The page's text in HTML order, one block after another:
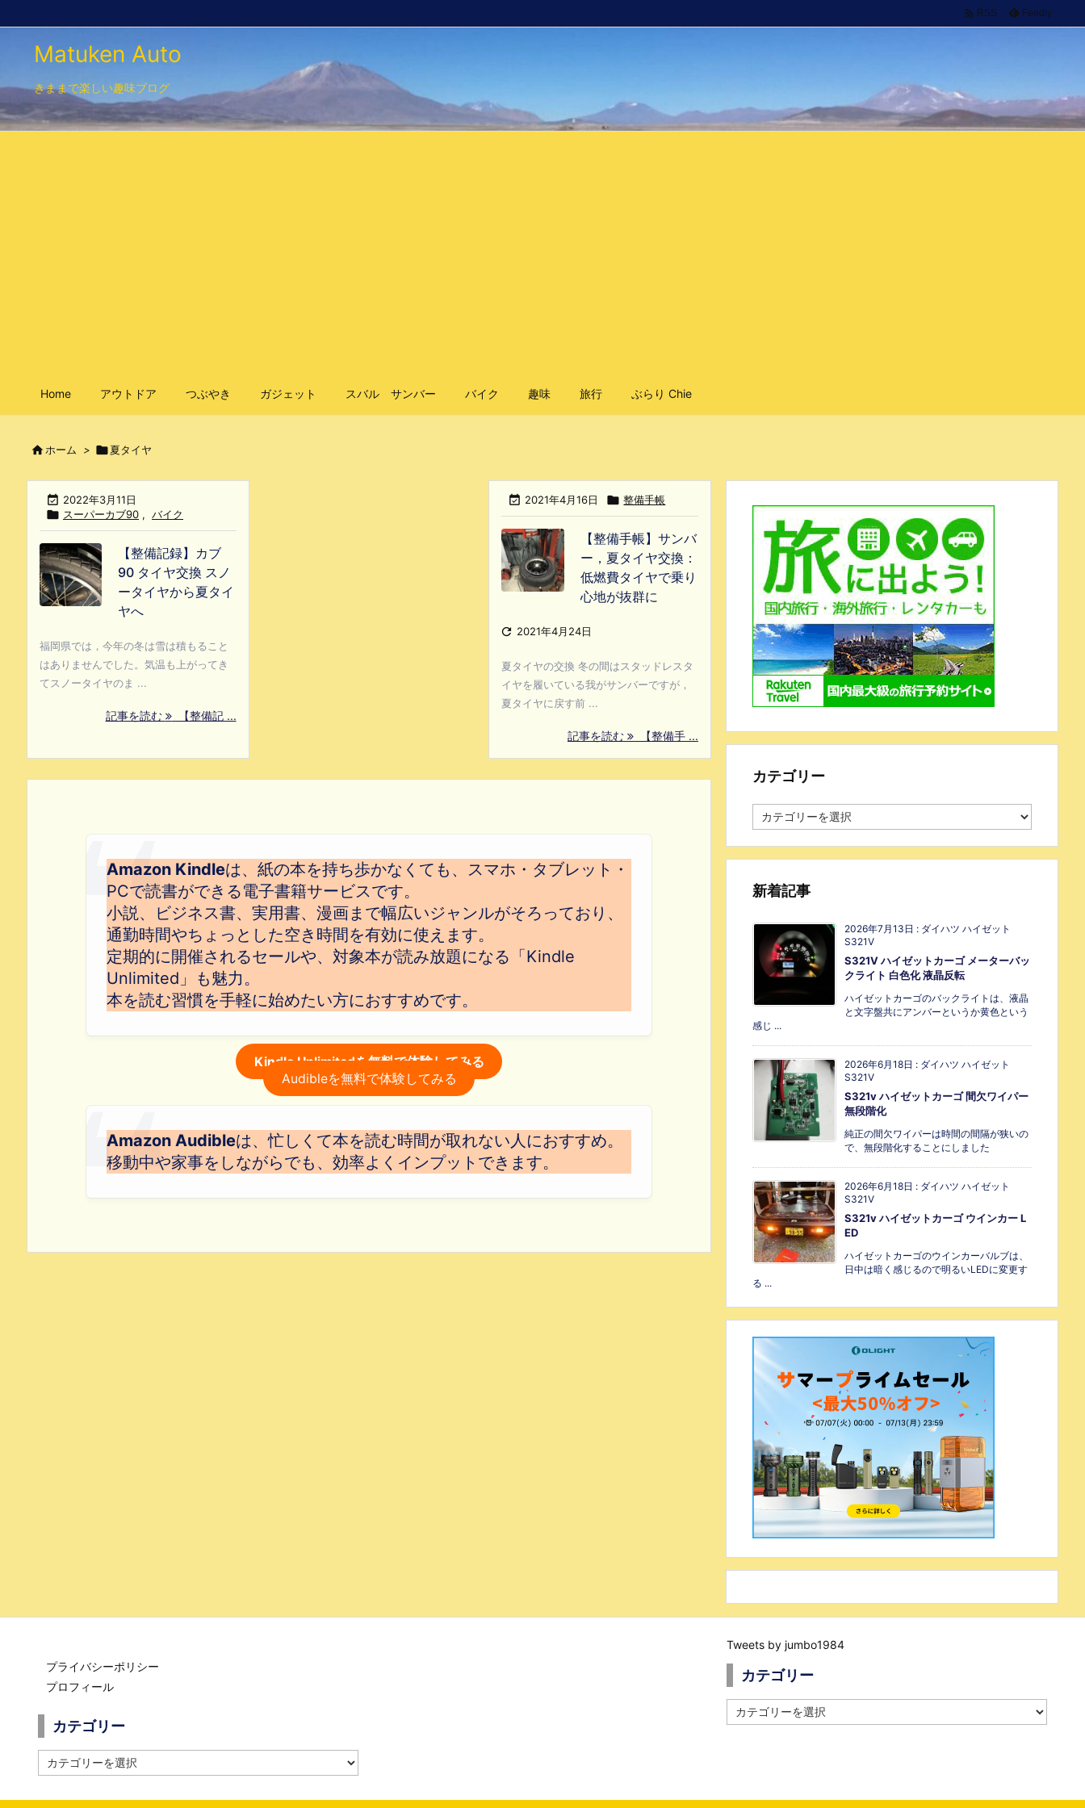
Matuken Auto
きままで楽しい趣味ブログ
Home アウトドア つぶやき ガジェット スバル サンバー バイク 趣味 旅行 ぶらり Chie
 RSS Feedly
ホーム > 夏タイヤ
 2022年3月11日
 スーパーカブ90 , バイク
【整備記録】カブ
90 タイヤ交換 スノ
ータイヤから夏タイ
ヤへ
福岡県では，今年の冬は雪は積もること
はありませんでした。気温も上がってき
てスノータイヤのま ...
記事を読む 【整備記 ...
 2021年4月16日  整備手帳
【整備手帳】サンバ
ー，夏タイヤ交換：
低燃費タイヤで乗り
心地が抜群に
 2021年4月24日
夏タイヤの交換 冬の間はスタッドレスタ
イヤを履いている我がサンバーですが，
夏タイヤに戻す前 ...
記事を読む 【整備手 ...
Amazon Kindleは、紙の本を持ち歩かなくても、スマホ・タブレット・
PCで読書ができる電子書籍サービスです。
小説、ビジネス書、実用書、漫画まで幅広いジャンルがそろっており、
通勤時間やちょっとした空き時間を有効に使えます。
定期的に開催されるセールや、対象本が読み放題になる「Kindle
Unlimited」も魅力。
本を読む習慣を手軽に始めたい方におすすめです。
Kindle Unlimitedを無料で体験してみる
Audibleを無料で体験してみる
Amazon Audibleは、忙しくて本を読む時間が取れない人におすすめ。
移動中や家事をしながらでも、効率よくインプットできます。
カテゴリー
新着記事
2026年7月13日 : ダイハツ ハイゼット
S321V
S321V ハイゼットカーゴ メーターバッ
クライト 白色化 液晶反転
ハイゼットカーゴのバックライトは、液晶
と文字盤共にアンバーというか黄色という
感じ ...
2026年6月18日 : ダイハツ ハイゼット
S321V
S321v ハイゼットカーゴ 間欠ワイパー
無段階化
純正の間欠ワイパーは時間の間隔が狭いの
で、無段階化することにしました
2026年6月18日 : ダイハツ ハイゼット
S321V
S321v ハイゼットカーゴ ウインカー L
ED
ハイゼットカーゴのウインカーバルブは、
日中は暗く感じるので明るいLEDに変更す
る ...
プライバシーポリシー
プロフィール
カテゴリー
Tweets by jumbo1984
カテゴリー